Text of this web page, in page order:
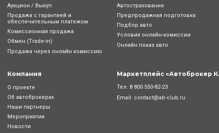
Аукцион / Выкуп
Продажа с гарантией и
обеспечительным платежом
Комиссионная продажа
Обмен (Trade-in)
Продажа через онлайн комиссию
Автострахование
Предпродажная подготовка
Подбор авто
Условия онлайн-комиcсии
Онлайн показ авто
Компания
О проекте
Об автоброкерах
Наши партнеры
Мероприятия
Новости
Маркетплейс «Автоброкер
Тел. 8 800 550-82-23
Email: contact@ab-club.ru